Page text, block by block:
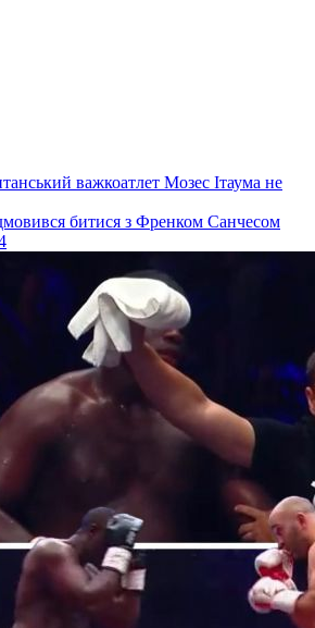
битися з Френком Санчесом